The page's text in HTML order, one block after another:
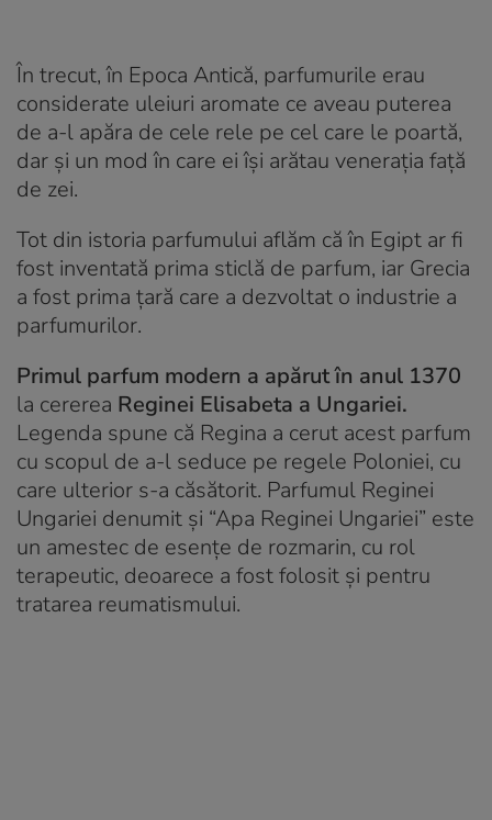
În trecut, în Epoca Antică, parfumurile erau
considerate uleiuri aromate ce aveau puterea
de a-l apăra de cele rele pe cel care le poartă,
dar și un mod în care ei își arătau venerația față
de zei.
Tot din istoria parfumului aflăm că în Egipt ar fi
fost inventată prima sticlă de parfum, iar Grecia
a fost prima țară care a dezvoltat o industrie a
parfumurilor.
Primul parfum modern a apărut în anul 1370
la cererea Reginei Elisabeta a Ungariei.
Legenda spune că Regina a cerut acest parfum
cu scopul de a-l seduce pe regele Poloniei, cu
care ulterior s-a căsătorit. Parfumul Reginei
Ungariei denumit și “Apa Reginei Ungariei” este
un amestec de esențe de rozmarin, cu rol
terapeutic, deoarece a fost folosit și pentru
tratarea reumatismului.